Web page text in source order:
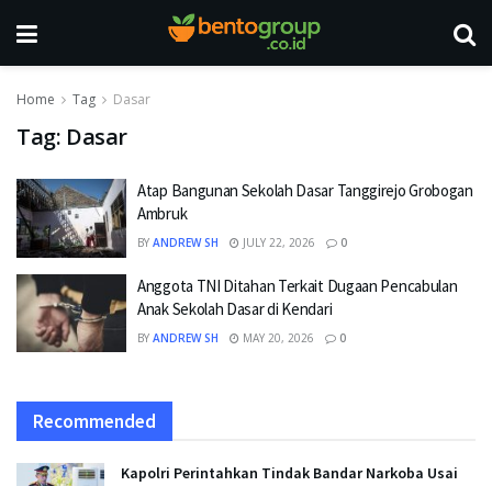
Home Tag Dasar
Tag: Dasar
Atap Bangunan Sekolah Dasar Tanggirejo Grobogan
Ambruk
BY ANDREW SH JULY 22, 2026 0
Anggota TNI Ditahan Terkait Dugaan Pencabulan
Anak Sekolah Dasar di Kendari
BY ANDREW SH MAY 20, 2026 0
Recommended
Kapolri Perintahkan Tindak Bandar Narkoba Usai